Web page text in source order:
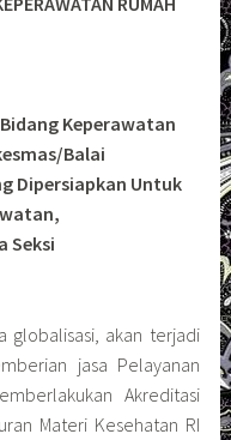
Keperawatan
Balai
Dipersiapkan Untuk
Seksi
globalisasi, akan terjadi
jasa Pelayanan
Akreditasi
Materi Kesehatan RI